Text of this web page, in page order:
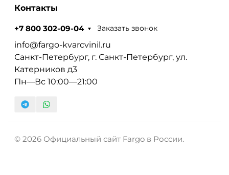
Контакты
+7 800 302-09-04 Заказать звонок
info@fargo-kvarcvinil.ru
Санкт-Петербург, г. Санкт-Петербург, ул.
Катерников д3
Пн—Вс 10:00—21:00
© 2026 Официальный сайт Fargo в России.